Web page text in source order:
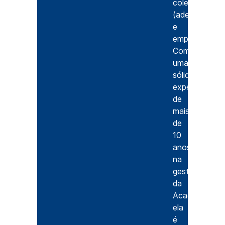
coletivos
(adesão
e
empresariais).
Com
uma
sólida
experiência
de
mais
de
10
anos
na
gestão
da
Acads,
ela
é